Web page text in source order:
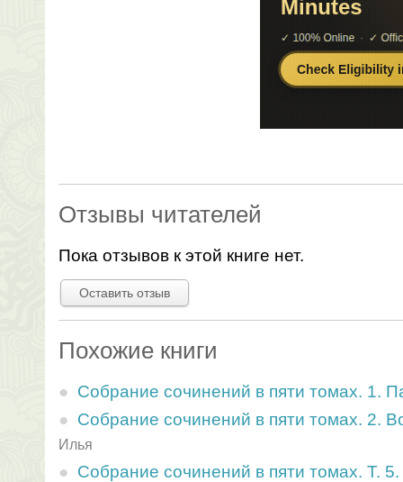
Отзывы читателей
Пока отзывов к этой книге нет.
Оставить отзыв
Похожие книги
Собрание сочинений в пяти томах. 1.
Собрание сочинений в пяти томах. 2.
Илья
Собрание сочинений в пяти томах. Т.